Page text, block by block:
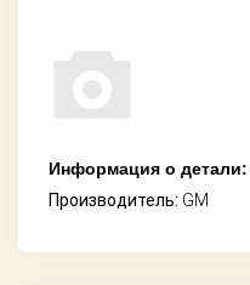
Информация о детали:
Производитель: GM